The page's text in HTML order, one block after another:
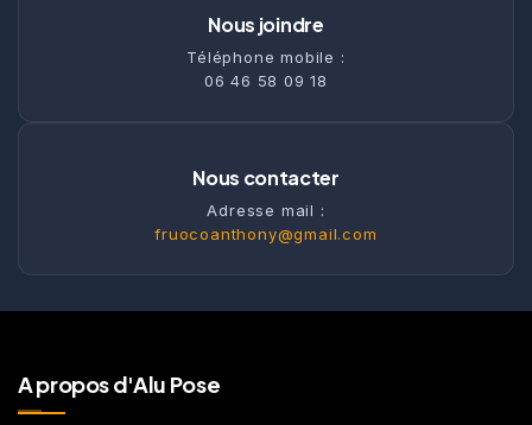
Nous joindre
Téléphone mobile :
06 46 58 09 18
Nous contacter
Adresse mail :
fruocoanthony@gmail.com
A propos d'Alu Pose